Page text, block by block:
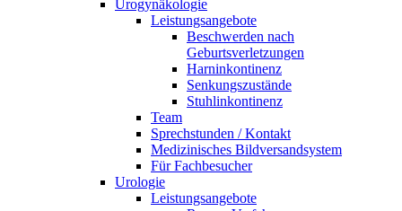
Urogynäkologie
Leistungsangebote
Beschwerden nach
Geburtsverletzungen
Harninkontinenz
Senkungszustände
Stuhlinkontinenz
Team
Sprechstunden / Kontakt
Medizinisches Bildversandsystem
Für Fachbesucher
Urologie
Leistungsangebote